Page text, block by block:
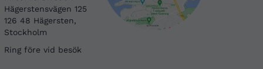
Hägerstensvägen 125
126 48 Hägersten,
Stockholm
Ring före vid besök